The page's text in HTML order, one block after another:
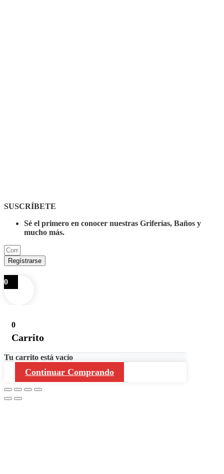
SUSCRÍBETE
Sé el primero en conocer nuestras Griferías, Baños y
mucho más.
Regístrarse
0
0
Carrito
Tu carrito está vacío
Continuar Comprando